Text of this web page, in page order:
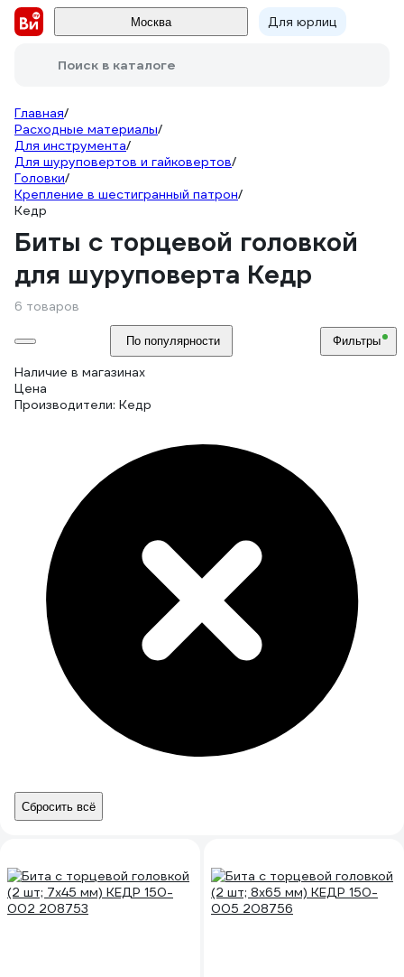
Москва Для юрлиц
Поиск в каталоге
Главная/
Расходные материалы/
Для инструмента/
Для шуруповертов и гайковертов/
Головки/
Крепление в шестигранный патрон/
Кедр
Биты с торцевой головкой
для шуруповерта Кедр
6 товаров
По популярности Фильтры
Наличие в магазинах
Цена
Производители: Кедр
Сбросить всё